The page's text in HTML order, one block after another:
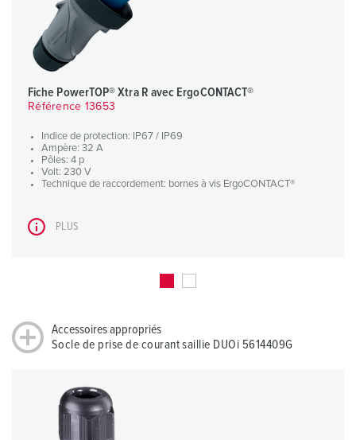
Fiche PowerTOP® Xtra R avec ErgoCONTACT®
Référence 13653
Indice de protection: IP67 / IP69
Ampère: 32 A
Pôles: 4 p
Volt: 230 V
Technique de raccordement: bornes à vis ErgoCONTACT®
PLUS
Accessoires appropriés
Socle de prise de courant saillie DUOi 5614409G